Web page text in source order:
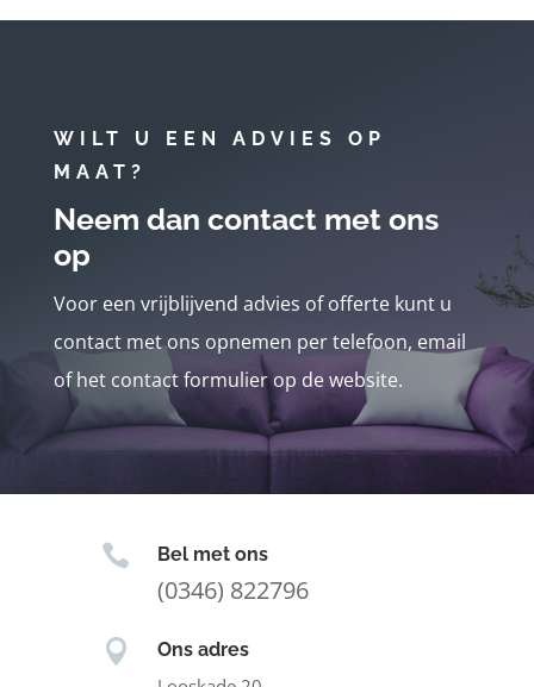
WILT U EEN ADVIES OP
MAAT?
Neem dan contact met ons
op
Voor een vrijblijvend advies of offerte kunt u
contact met ons opnemen per telefoon, email
of het contact formulier op de website.
 Bel met ons
(0346) 822796
 Ons adres